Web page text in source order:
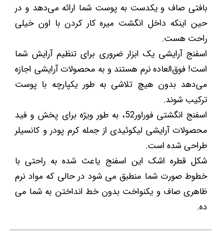
بافتی صاف و یکدست به پوست شما ارائه می‌دهد و در
حین اینکه داخل انگشت میره کار کردن با اون خیلی
راحت هست.
اسفنج آرایشی یک ابزار ضروری برای تنظیم آرایش شما
است! فوق‌العاده نرم هستند و به محصولات آرایشی اجازه
می‌دهد بدون هیچ تلاشی به طور یکپارچه با پوست
ترکیب شوند.
اسفنج انگشتی فوراور52، به طور ویژه برای پخش و فید
محصولات آرایشی لیکوئیدی از جمله کرم پودر و کانسیلر
طراحی شده است.
شکل قطره اشک این اسفنج یاعث شده به راحتی با
خطوط صورت شما منطبق می شود در حالی که مواد نرم
ظاهری صاف و یکنواخت بدون خط انداختن به ​​شما می
ده.